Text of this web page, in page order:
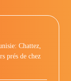
Chattez,
prés de chez